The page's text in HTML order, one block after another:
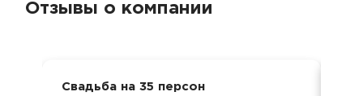
Отзывы о компании
Свадьба на 35 персон